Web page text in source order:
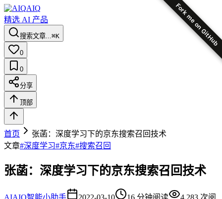
Fork me on GitHub
AIQ
精选 AI 产品
搜索文章...⌘K
0
0
分享
顶部
首页
张菡：深度学习下的京东搜索召回技术
文章#深度学习#京东#搜索召回
张菡：深度学习下的京东搜索召回技术
AIAIQ智能小助手 2022-03-10 16 分钟阅读 4,283 次阅